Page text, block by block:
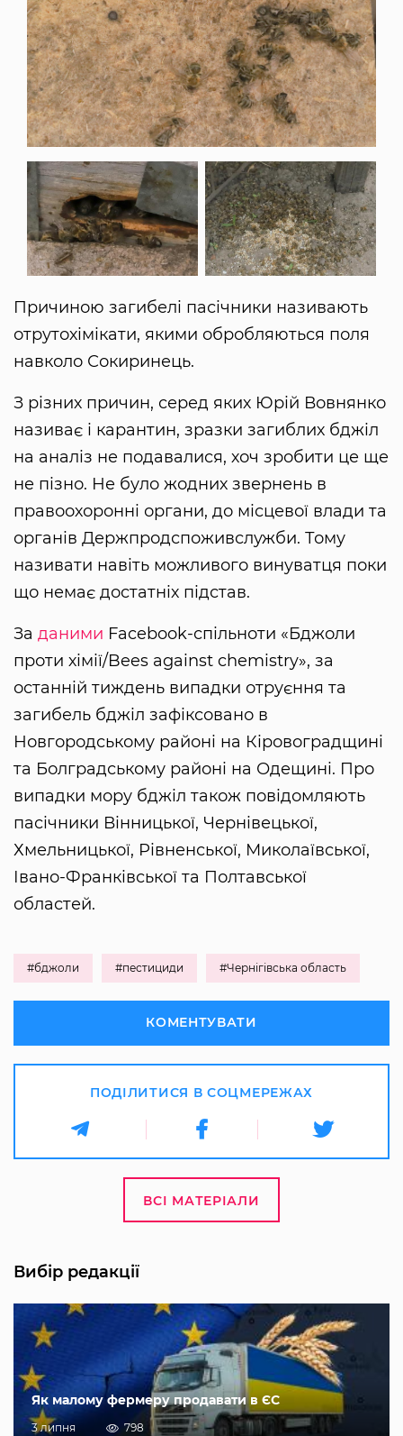
Причиною загибелі пасічники називають
отрутохімікати, якими обробляються поля
навколо Сокиринець.
З різних причин, серед яких Юрій Вовнянко
називає і карантин, зразки загиблих бджіл
на аналіз не подавалися, хоч зробити це ще
не пізно. Не було жодних звернень в
правоохоронні органи, до місцевої влади та
органів Держпродспоживслужби. Тому
називати навіть можливого винуватця поки
що немає достатніх підстав.
За даними Facebook-спільноти «Бджоли
проти хімії/Bees against chemistry», за
останній тиждень випадки отруєння та
загибель бджіл зафіксовано в
Новгородському районі на Кіровоградщині
та Болградському районі на Одещині. Про
випадки мору бджіл також повідомляють
пасічники Вінницької, Чернівецької,
Хмельницької, Рівненської, Миколаївської,
Івано-Франківської та Полтавської
областей.
#бджоли #пестициди #Чернігівська область
КОМЕНТУВАТИ
ПОДІЛИТИСЯ В СОЦМЕРЕЖАХ
ВСІ МАТЕРІАЛИ
Вибір редакції
Як малому фермеру продавати в ЄС
3 липня 798